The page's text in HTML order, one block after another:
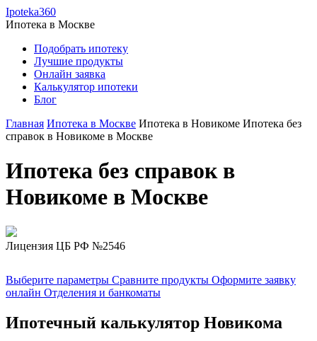
Ipoteka360
Ипотека в Москве
Подобрать ипотеку
Лучшие продукты
Онлайн заявка
Калькулятор ипотеки
Блог
Главная Ипотека в Москве Ипотека в Новикоме Ипотека без
справок в Новикоме в Москве
Ипотека без справок в
Новикоме в Москве
Лицензия ЦБ РФ №2546
Выберите параметры Сравните продукты Оформите заявку
онлайн Отделения и банкоматы
Ипотечный калькулятор Новикома